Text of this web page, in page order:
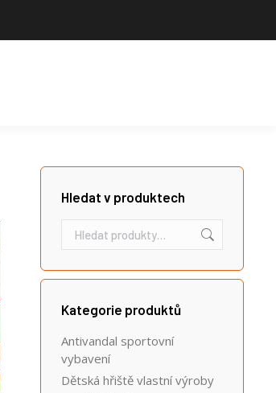
Hledat v produktech
Kategorie produktů
Antivandal sportovní
vybavení
Dětská hřiště vlastní výroby